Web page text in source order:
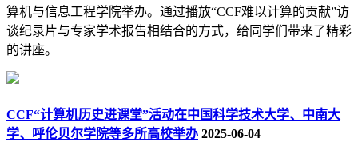
算机与信息工程学院举办。通过播放“CCF难以计算的贡献”访
谈纪录片与专家学术报告相结合的方式，给同学们带来了精彩
的讲座。
CCF“计算机历史进课堂”活动在中国科学技术大学、中南大
学、呼伦贝尔学院等多所高校举办 2025-06-04